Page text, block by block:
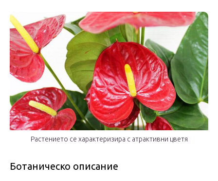
Растението се характеризира с атрактивни цветя
Ботаническо описание